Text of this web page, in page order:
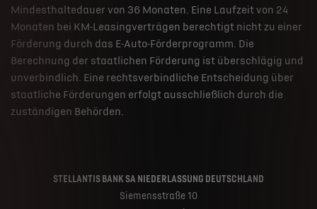
Mindesthaltedauer von 36 Monaten. Eine Laufzeit von 24
Monaten bei KM-Leasingverträgen berechtigt nicht zu einer
Förderung durch das E-Auto-Förderprogramm. Die
Berechnung der staatlichen Förderung ist überschlägig und
unverbindlich. Eine rechtsverbindliche Entscheidung über
staatliche Förderungen erfolgt ausschließlich durch die
zuständigen Behörden.
STELLANTIS BANK SA NIEDERLASSUNG DEUTSCHLAND
Siemensstraße 10